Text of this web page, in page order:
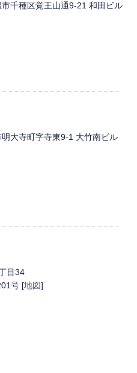
千種区覚王山通9-21 和田ビル
大寺町字寺東9-1 大竹南ビル
目34
号 [地図]